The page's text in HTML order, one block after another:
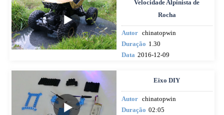
Velocidade Alpinista de
Rocha
Autor chinatopwin
Duração 1.30
Data 2016-12-09
Eixo DIY
Autor chinatopwin
Duração 02:05